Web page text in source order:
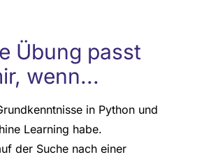
Übung passt
wenn...
in Python und
Learning habe.
der Suche nach einer